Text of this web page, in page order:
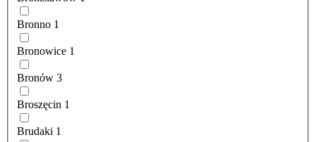
Bronno 1
Bronowice 1
Bronów 3
Broszęcin 1
Brudaki 1